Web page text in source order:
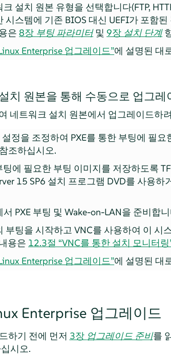
설치 원본 유형을 선택합니다(FTP,
시스템에 기존 BIOS 대신 UEFI가 포함
은8장 부팅 파라미터및 9장 설치 단계
Enterprise 업그레이드”에 설명된 대
치 원본을 통해 수동으로 업그레
네트워크 설치 원본에서 업그레이드하
설정을 조정하여 PXE를 통한 부팅에 필
조하십시오.
팅에 필요한 부팅 이미지를 저장하도록
15 SP6 설치 프로그램 DVD를 사용하
PXE 부팅 및 Wake-on-LAN을 준비합
부팅을 시작하고 VNC를 사용하여 이 시
용은 12.3절 “VNC를 통한 설치 모니터링
Enterprise 업그레이드”에 설명된 대
Enterprise 업그레이드
하기 전에 먼저 3장 업그레이드 준비를
시오.